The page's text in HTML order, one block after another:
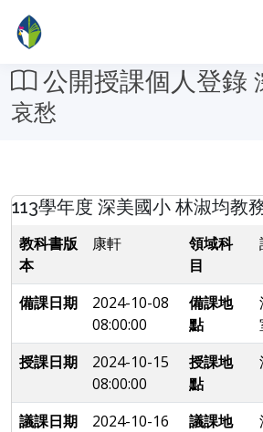
公開授課個人登錄
哀愁
113學年度 深美國小 林淑均教
教科書版
本
康軒
領域科
目
備課日期
2024-10-08
08:00:00
備課地
點
授課日期
2024-10-15
08:00:00
授課地
點
議課日期
2024-10-16
議課地